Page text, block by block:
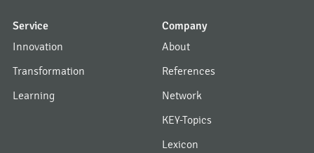
Service
Innovation
Transformation
Learning
Company
About
References
Network
KEY-Topics
Lexicon